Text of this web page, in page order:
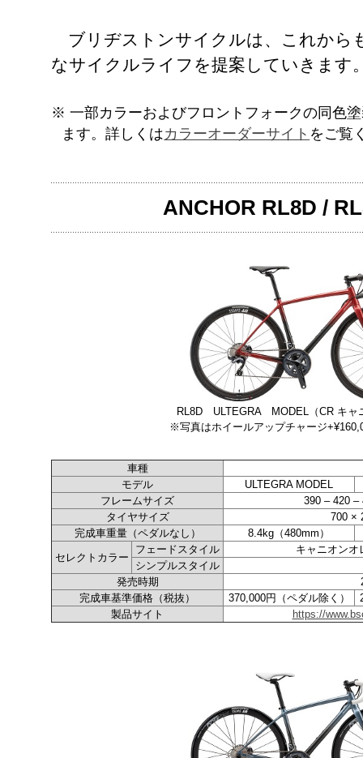
ブリヂストンサイクルは、これから
なサイクルライフを提案していきます
※ 一部カラーおよびフロントフォークの同色
ます。詳しくはカラーオーダーサイト をご覧
ANCHOR RL8D /
RL8D ULTEGRA MODEL（CR キャ
※写真はホイールアップチャージ
車種
モデル
ULTEGRA MODEL
フレームサイズ
390 – 420 –
タイヤサイズ
700 ×
完成車重量（ペダルなし）
8.4kg（480mm）
セレクトカラー
フェードスタイル
キャニオンオ
シンプルスタイル
発売時期
完成車基準価格（税抜）
370,000円（ペダル除く）
製品サイト
https://